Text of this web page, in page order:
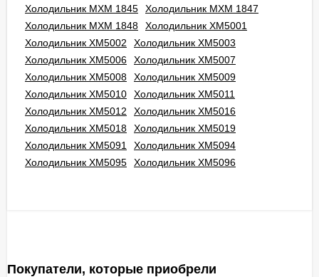
Холодильник МХМ 1845
Холодильник МХМ 1847
Холодильник МХМ 1848
Холодильник ХМ5001
Холодильник ХМ5002
Холодильник ХМ5003
Холодильник ХМ5006
Холодильник ХМ5007
Холодильник ХМ5008
Холодильник ХМ5009
Холодильник ХМ5010
Холодильник ХМ5011
Холодильник ХМ5012
Холодильник ХМ5016
Холодильник ХМ5018
Холодильник ХМ5019
Холодильник ХМ5091
Холодильник ХМ5094
Холодильник ХМ5095
Холодильник ХМ5096
Покупатели, которые приобрели